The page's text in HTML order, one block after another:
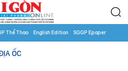
Thể Thao English Edition SGGP Epaper
ỐC